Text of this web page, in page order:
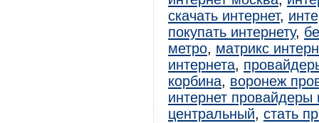
скачать интернет,
покупать интернету,
метро, матрикс
интернета,
корбина, воронеж
интернет провайдеры
центральный, стать